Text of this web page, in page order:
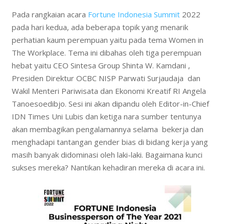
Pada rangkaian acara Fortune Indonesia Summit2022
pada hari kedua, ada beberapa topik yang menarik
perhatian kaum perempuan yaitu pada tema Women in
The Workplace. Tema ini dibahas oleh tiga perempuan
hebat yaitu CEO Sintesa Group Shinta W. Kamdani ,
Presiden Direktur OCBC NISP Parwati Surjaudaja dan
Wakil Menteri Pariwisata dan Ekonomi Kreatif RI Angela
Tanoesoedibjo. Sesi ini akan dipandu oleh Editor-in-Chief
IDN Times Uni Lubis dan ketiga nara sumber tentunya
akan membagikan pengalamannya selama bekerja dan
menghadapi tantangan gender bias di bidang kerja yang
masih banyak didominasi oleh laki-laki. Bagaimana kunci
sukses mereka? Nantikan kehadiran mereka di acara ini.